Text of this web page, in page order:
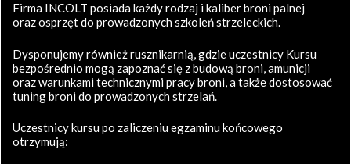
Firma INCOLT posiada każdy rodzaj i kaliber broni palnej
oraz osprzęt do prowadzonych szkoleń strzeleckich.
Dysponujemy również rusznikarnią, gdzie uczestnicy Kursu
bezpośrednio mogą zapoznać się z budową broni, amunicji
oraz warunkami technicznymi pracy broni, a także dostosować
tuning broni do prowadzonych strzelań.
Uczestnicy kursu po zaliczeniu egzaminu końcowego
otrzymują: